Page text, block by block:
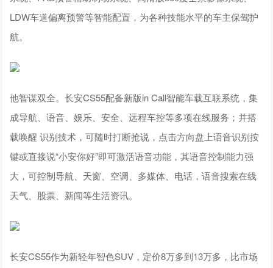
LDW车道偏离预警等智能配置，为各种技能水平的车主保驾护
航。
他智谋双全。长安CS55配备新版in Call智能车载互联系统，集
成导航、语音、娱乐、安全、远程车控等多项在线服务；并搭
载唤醒 识别技术，可随时打断抢说，点击方向盘上语音识别按
键或直接说“小安你好”即可激活语音功能，其语音控制能力强
大，可控制导航、天窗、空调、多媒体、电话，语音搜索在线
天气、股票、新闻等生活资讯。
长安CS55作为新轻年智色SUV，定价8万多到13万多，比市场